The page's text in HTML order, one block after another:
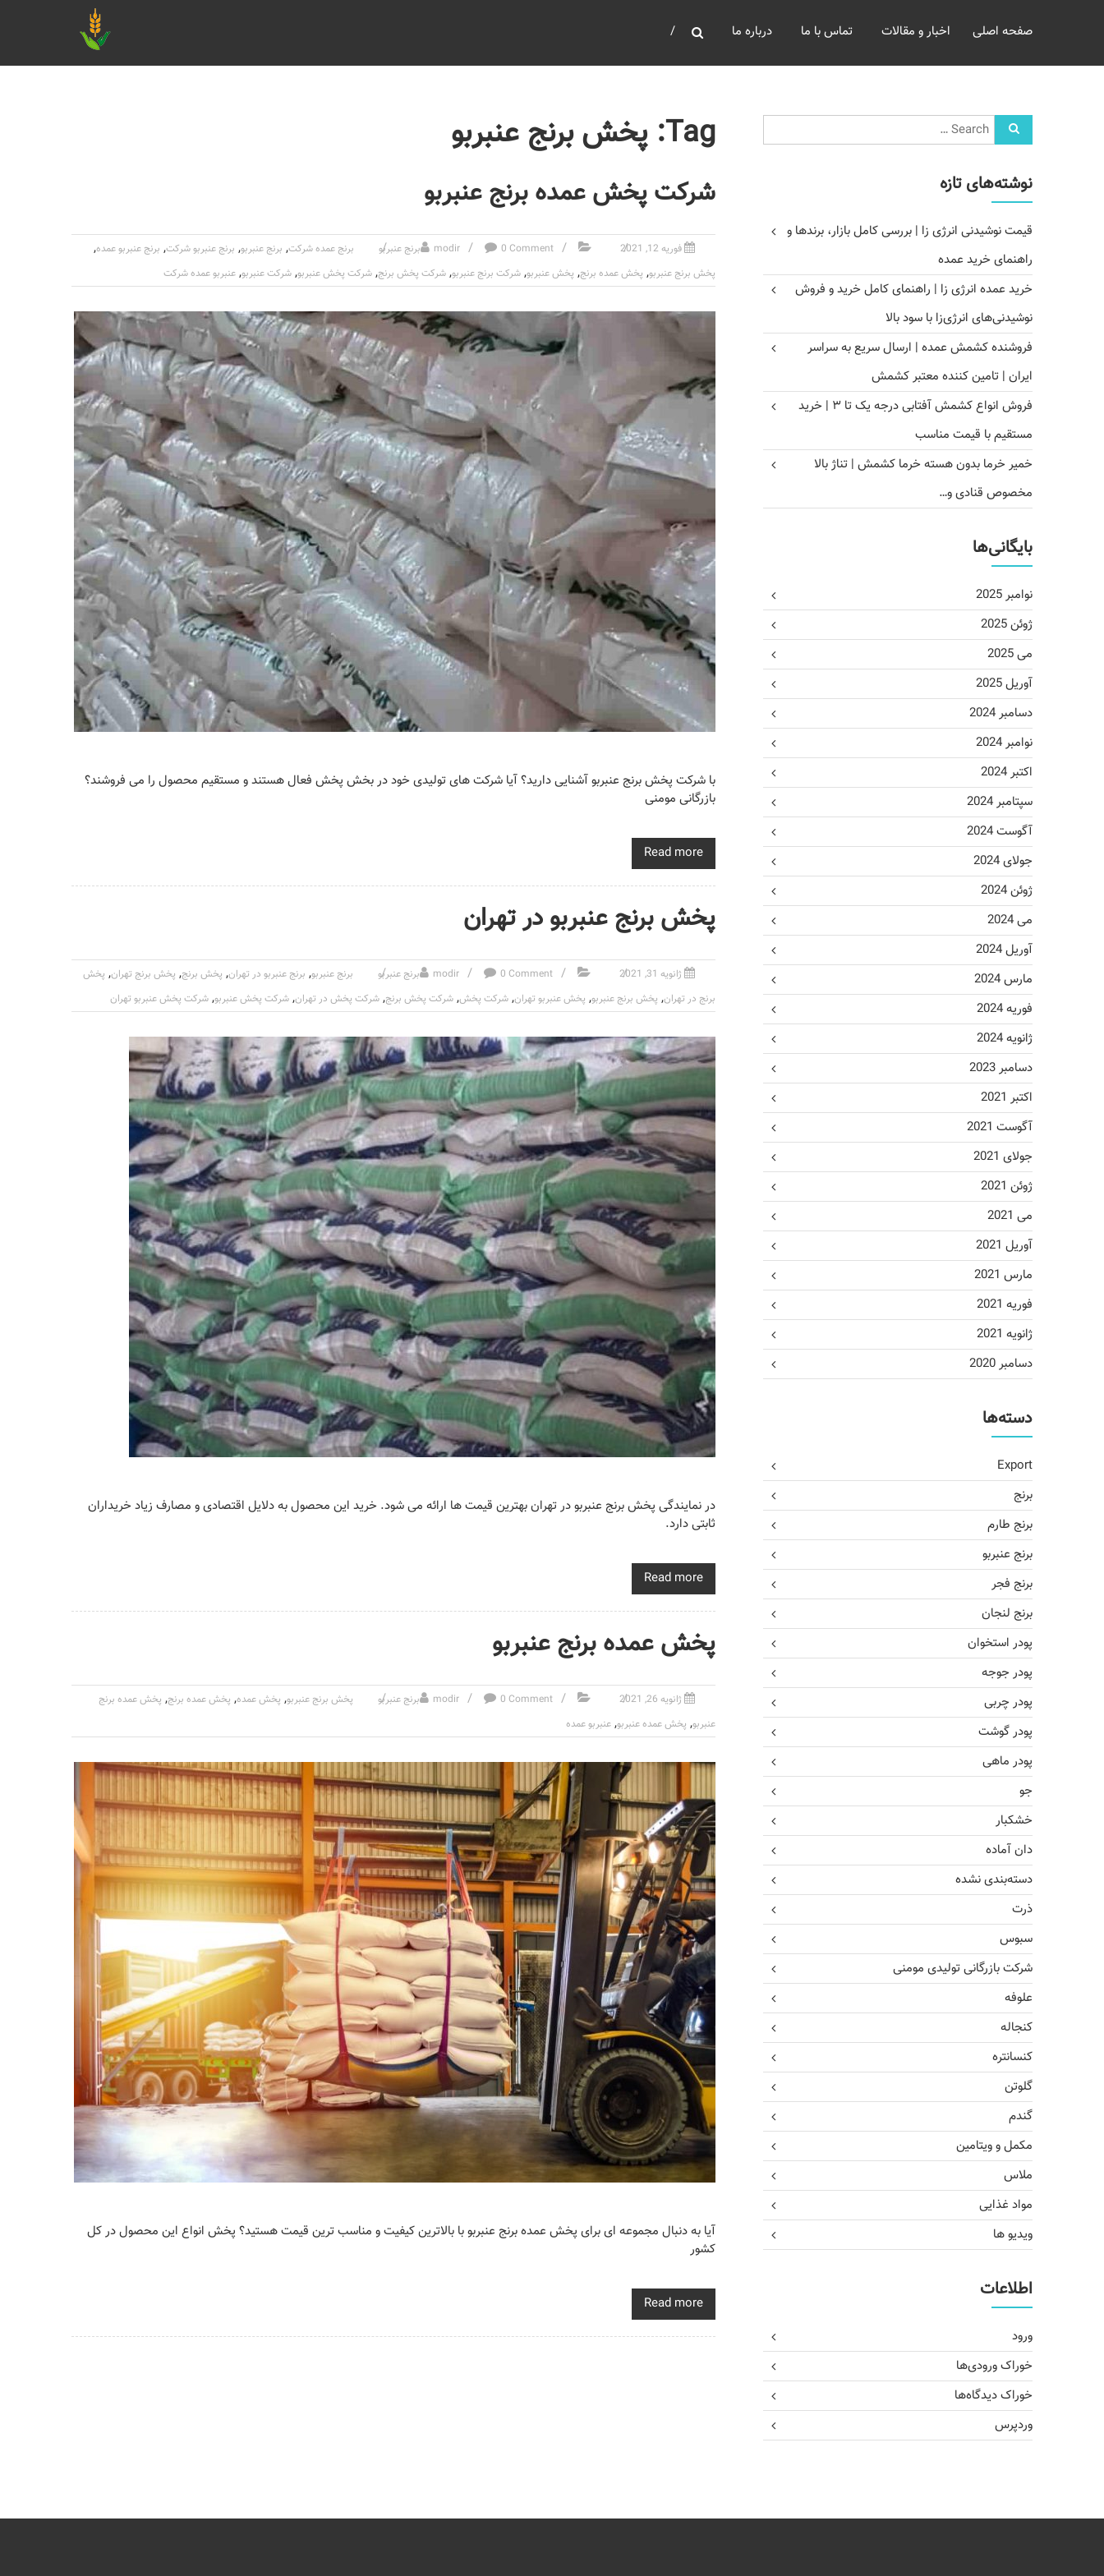
خرید
غلات
مومنی
صفحه اصلی اخبار و مقالات تماس با ما درباره ما
Tag: پخش برنج عنبربو
شرکت پخش عمده برنج عنبربو
فوریه 12, 2021 modir 0 Comment برنج عنبربو برنج عمده شرکت, برنج عنبربو, برنج عنبربو شرکت, برنج عنبربو عمده,
پخش برنج عنبربو, پخش عمده برنج, پخش عنبربو,شرکت برنج عنبربو,شرکت پخش برنج,شرکت پخش عنبربو,شرکت عنبربو,عنبربو عمده شرکت
با شرکت پخش برنج عنبربو آشنایی دارید؟ آیا شرکت های تولیدی خود در بخش پخش فعال هستند و مستقیم محصول را می فروشند؟
بازرگانی مومنی
Read more
پخش برنج عنبربو در تهران
ژانویه 31, 2021 modir 0 Comment برنج عنبربو برنج عنبربو, برنج عنبربو در تهران, پخش برنج, پخش برنج تهران, پخش
برنج در تهران, پخش برنج عنبربو, پخش عنبربو تهران,شرکت پخش,شرکت پخش برنج,شرکت پخش در تهران,شرکت پخش عنبربو,شرکت پخش عنبربو تهران
در نمایندگی پخش برنج عنبربو در تهران بهترین قیمت ها ارائه می شود. خرید این محصول به دلایل اقتصادی و مصارف زیاد خریداران
ثابتی دارد.
Read more
پخش عمده برنج عنبربو
ژانویه 26, 2021 modir 0 Comment برنج عنبربو پخش برنج عنبربو, پخش عمده, پخش عمده برنج, پخش عمده برنج
عنبربو, پخش عمده عنبربو,عنبربو عمده
آیا به دنبال مجموعه ای برای پخش عمده برنج عنبربو با بالاترین کیفیت و مناسب ترین قیمت هستید؟ پخش انواع این محصول در کل
کشور
Read more
نوشته‌های تازه
قیمت نوشیدنی انرژی زا | بررسی کامل بازار، برندها و
راهنمای خرید عمده
خرید عمده انرژی زا | راهنمای کامل خرید و فروش
نوشیدنی‌های انرژی‌زا با سود بالا
فروشنده کشمش عمده | ارسال سریع به سراسر
ایران | تامین کننده معتبر کشمش
فروش انواع کشمش آفتابی درجه یک تا ۳ | خرید
مستقیم با قیمت مناسب
خمیر خرما بدون هسته خرما کشمش | تناژ بالا
مخصوص قنادی و…
بایگانی‌ها
نوامبر 2025
ژوئن 2025
می 2025
آوریل 2025
دسامبر 2024
نوامبر 2024
اکتبر 2024
سپتامبر 2024
آگوست 2024
جولای 2024
ژوئن 2024
می 2024
آوریل 2024
مارس 2024
فوریه 2024
ژانویه 2024
دسامبر 2023
اکتبر 2021
آگوست 2021
جولای 2021
ژوئن 2021
می 2021
آوریل 2021
مارس 2021
فوریه 2021
ژانویه 2021
دسامبر 2020
دسته‌ها
Export
برنج
برنج طارم
برنج عنبربو
برنج فجر
برنج لنجان
پودر استخوان
پودر جوجه
پودر چربی
پودر گوشت
پودر ماهی
جو
خشکبار
دان آماده
دسته‌بندی نشده
ذرت
سبوس
شرکت بازرگانی تولیدی مومنی
علوفه
کنجاله
کنسانتره
گلوتن
گندم
مکمل و ویتامین
ملاس
مواد غذایی
ویدیو ها
اطلاعات
ورود
خوراک ورودی‌ها
خوراک دیدگاه‌ها
وردپرس